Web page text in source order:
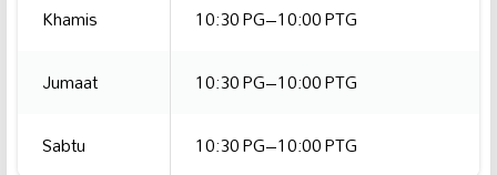
Khamis
10:30 PG–10:00 PTG
Jumaat
10:30 PG–10:00 PTG
Sabtu
10:30 PG–10:00 PTG